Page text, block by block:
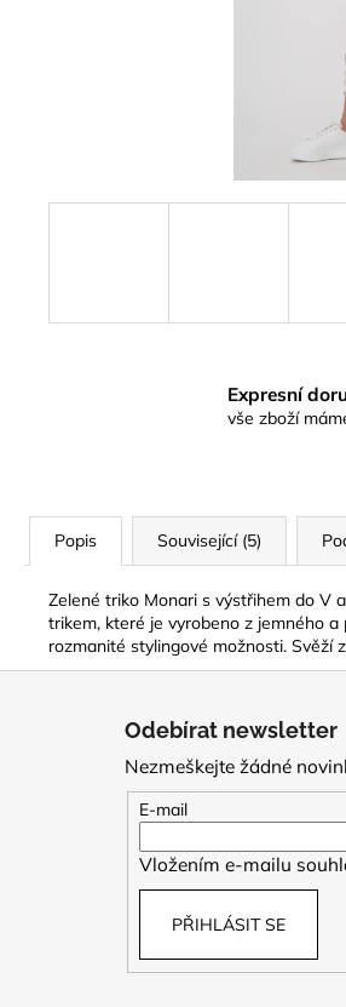
Expresní
vše zboží
Popis Související (5)
Zelené triko Monari s výstřihem do V
trikem, které je vyrobeno z jemného
rozmanité stylingové možnosti. Svěží
Odebírat newsletter
Nezmeškejte žádné
E-mail
Vložením e-mailu
PŘIHLÁSIT SE